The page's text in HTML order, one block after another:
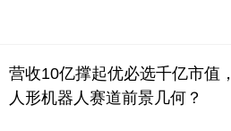
营收10亿撑起优必选千亿市值，
人形机器人赛道前景几何？